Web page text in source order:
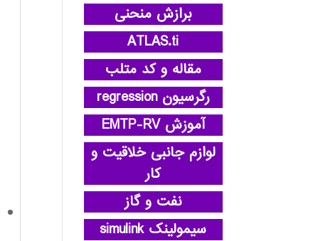
برازش منحنی
ATLAS.ti
مقاله و کد متلب
رگرسیون regression
آموزش EMTP-RV
لوازم جانبی خلاقیت و
کار
نفت و گاز
سیمولینک simulink